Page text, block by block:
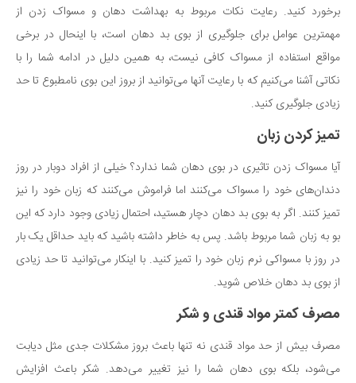
بیماری و درمان
کودک و مادر
ورزش و تندرستی
روانشناسی
مراکز پزشکی و دارویی
فرهنگ و هنر
سینما و تئاتر
تلویزیون
موسیقی
چهره‌ها
عکاسی و هنرهای تجسمی
کتاب و کتاب‌خوانی
معماری
برخورد کنید. رعایت نکات مربوط به بهداشت دهان و مسواک زدن از
مهمترین عوامل برای جلوگیری از بوی بد دهان است، با اینحال در برخی
مواقع استفاده از مسواک کافی نیست، به همین دلیل در ادامه شما را با
نکاتی آشنا می‌کنیم که با رعایت آنها می‌توانید از بروز این بوی نامطبوع تا حد
زیادی جلوگیری کنید.
تمیز کردن زبان
آیا مسواک زدن تاثیری در بوی دهان شما ندارد؟ خیلی از افراد دوبار در روز
دندان‌های خود را مسواک می‌کنند اما فراموش می‌کنند که زبان خود را نیز
تمیز کنند. اگر به بوی بد دهان دچار هستید، احتمال زیادی وجود دارد که این
بو به زبان شما مربوط باشد. پس به خاطر داشته باشید که باید حداقل یک بار
در روز با مسواکی نرم زبان خود را تمیز کنید. با اینکار می‌توانید تا حد زیادی
از بوی بد دهان خلاص شوید.
مصرف کمتر مواد قندی و شکر
مصرف بیش از حد مواد قندی نه تنها باعث بروز مشکلات جدی مثل دیابت
می‌شود، بلکه بوی دهان شما را نیز تغییر می‌دهد. شکر باعث افزایش